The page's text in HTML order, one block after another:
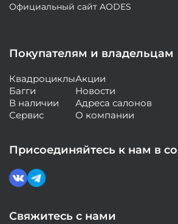
Официальный сайт AODES
Покупателям и владельцам
Квадроциклы
Багги
В наличии
Сервис
Акции
Новости
Адреса салонов
О компании
Присоединяйтесь к нам в
Свяжитесь с нами